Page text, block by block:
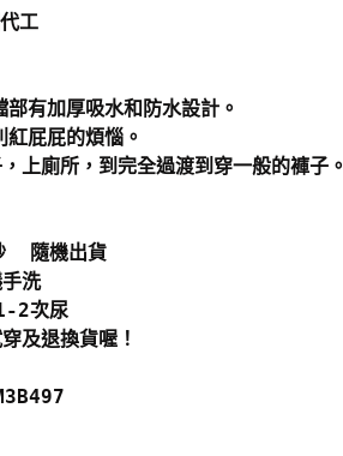
工
有加厚吸水和防水設計。
屁屁的煩惱。
上廁所，到完全過渡到穿一般的褲子。
隨機出貨
洗
2次尿
及退換貨喔！